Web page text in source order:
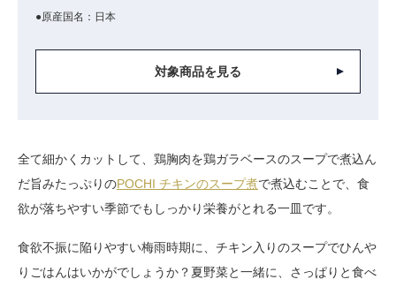
●原産国名：日本
対象商品を見る
全て細かくカットして、鶏胸肉を鶏ガラベースのスープで煮込ん
だ旨みたっぷりのPOCHI チキンのスープ煮で煮込むことで、食
欲が落ちやすい季節でもしっかり栄養がとれる一皿です。
食欲不振に陥りやすい梅雨時期に、チキン入りのスープでひんや
りごはんはいかがでしょうか？夏野菜と一緒に、さっぱりと食べ